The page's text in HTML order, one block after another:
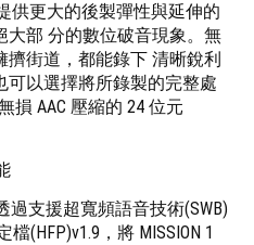
供更大的後製彈性與延伸的
大部 分的數位破音現象。無
街道，都能錄下 清晰銳利
可以選擇將所錄製的完整處
損 AAC 壓縮的 24 位元
過支援超寬頻語音技術(SWB)
(HFP)v1.9，將 MISSION 1